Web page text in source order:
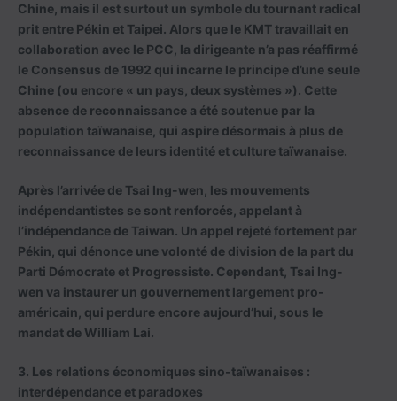
Chine, mais il est surtout un symbole du tournant radical
prit entre Pékin et Taipei. Alors que le KMT travaillait en
collaboration avec le PCC, la dirigeante n’a pas réaffirmé
le Consensus de 1992 qui incarne le principe d’une seule
Chine (ou encore « un pays, deux systèmes »). Cette
absence de reconnaissance a été soutenue par la
population taïwanaise, qui aspire désormais à plus de
reconnaissance de leurs identité et culture taïwanaise.
Après l’arrivée de Tsai Ing-wen, les mouvements
indépendantistes se sont renforcés, appelant à
l’indépendance de Taiwan. Un appel rejeté fortement par
Pékin, qui dénonce une volonté de division de la part du
Parti Démocrate et Progressiste. Cependant, Tsai Ing-
wen va instaurer un gouvernement largement pro-
américain, qui perdure encore aujourd’hui, sous le
mandat de William Lai.
3. Les relations économiques sino-taïwanaises :
interdépendance et paradoxes